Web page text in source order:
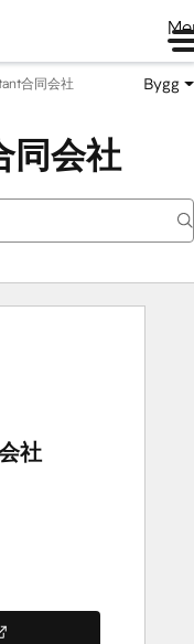
合同会社 Bygg
会社
社